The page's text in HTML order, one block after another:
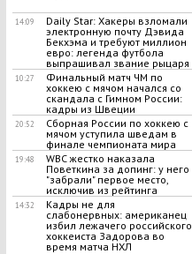
14:09
Daily Star: Хакеры взломали
электронную почту Дэвида
Бекхэма и требуют миллион
евро: легенда футбола
выпрашивал звание рыцаря
10:27
Финальный матч ЧМ по
хоккею с мячом начался со
скандала с Гимном России:
кадры из Швеции
20:52
Сборная России по хоккею с
мячом уступила шведам в
финале чемпионата мира
19:48
WBC жестко наказала
Поветкина за допинг: у него
"забрали" первое место,
исключив из рейтинга
14:32
Кадры не для
слабонервных: американец
избил лежачего российского
хоккеиста Задорова во
время матча НХЛ